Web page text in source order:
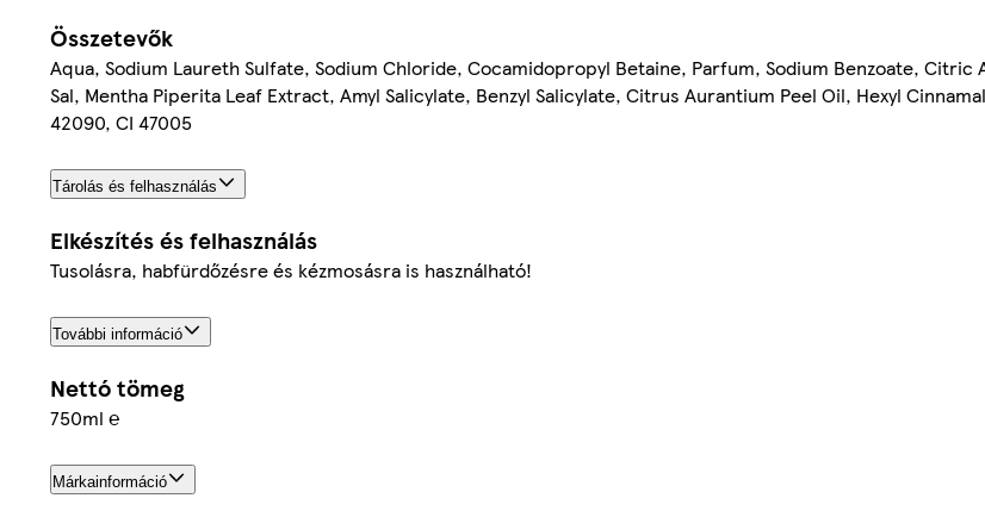
Összetevők
Aqua, Sodium Laureth Sulfate, Sodium Chloride, Cocamidopropyl Betaine, Parfum, Sodium Benzoate, Citric
Sal, Mentha Piperita Leaf Extract, Amyl Salicylate, Benzyl Salicylate, Citrus Aurantium Peel Oil, Hexyl
42090, CI 47005
Tárolás és felhasználás
Elkészítés és felhasználás
Tusolásra, habfürdőzésre és kézmosásra is használható!
További információ
Nettó tömeg
750ml ℮
Márkainformáció